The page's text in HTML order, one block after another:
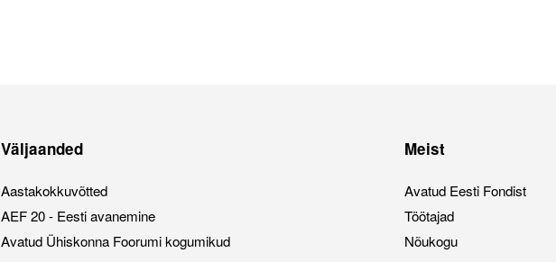
Väljaanded
Aastakokkuvõtted
AEF 20 - Eesti avanemine
Avatud Ühiskonna Foorumi kogumikud
Meist
Avatud Eesti Fondist
Töötajad
Nõukogu